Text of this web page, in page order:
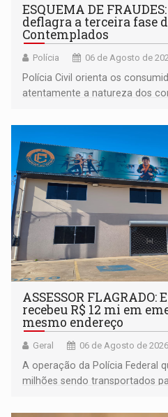
ESQUEMA DE
deflagra a terceira fase
Contemplados
Polícia 06 de Agosto de
Polícia Civil orienta os
atentamente a natureza dos
ASSESSOR FLAGRADO:
recebeu R$ 12 mi em
mesmo endereço
Geral 06 de Agosto de
A operação da Polícia Federal
milhões sendo transportados
ligação do suspeito com um